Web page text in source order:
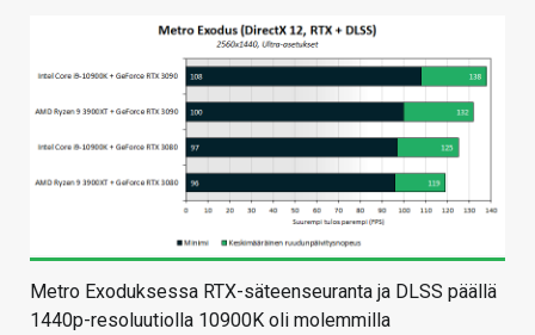
Metro Exoduksessa RTX-säteenseuranta ja DLSS päällä
1440p-resoluutiolla 10900K oli molemmilla